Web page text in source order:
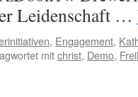
Leidenschaft …
, Engagement,
mitchrist, Demo,